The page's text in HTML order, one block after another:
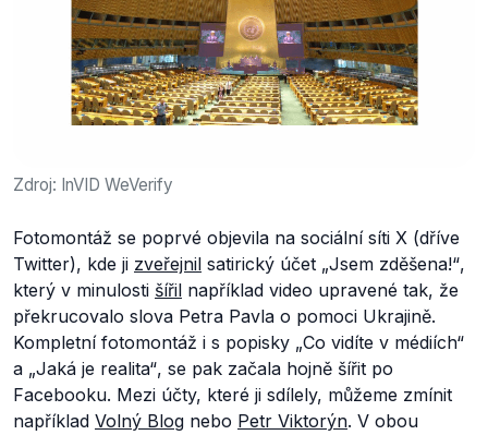
Zdroj: InVID WeVerify
Fotomontáž se poprvé objevila na sociální síti X (dříve
Twitter), kde ji zveřejnil satirický účet „Jsem zděšena!“,
který v minulosti šířil například video upravené tak, že
překrucovalo slova Petra Pavla o pomoci Ukrajině.
Kompletní fotomontáž i s popisky „Co vidíte v médiích“
a „Jaká je realita“, se pak začala hojně šířit po
Facebooku. Mezi účty, které ji sdílely, můžeme zmínit
například Volný Blog nebo Petr Viktorýn. V obou